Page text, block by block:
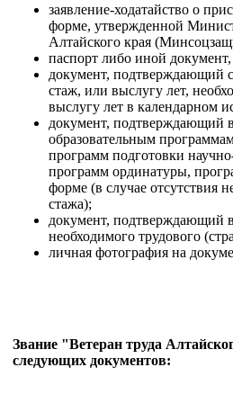
заявление-ходатайство о
форме, утвержденной
Алтайского края
паспорт либо иной
документ, подтверждающий
стаж, или выслугу лет,
выслугу лет в календарном
документ, подтверждающий
образовательным
программ подготовки
программ ординатуры,
форме (в случае отсутствия
стажа);
документ, подтверждающий
необходимого трудового
личная фотография на
Звание "Ветеран труда
следующих документов: